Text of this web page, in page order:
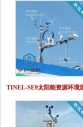
TINEL-SE9太阳能资源环境